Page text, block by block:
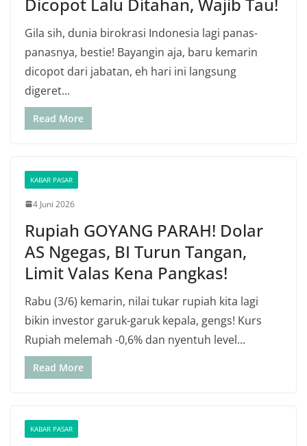
Gila sih, dunia birokrasi Indonesia lagi panas-
panasnya, bestie! Bayangin aja, baru kemarin
dicopot dari jabatan, eh hari ini langsung
digeret...
Read More
KABAR PASAR
4 Juni 2026
Rupiah GOYANG PARAH! Dolar
AS Ngegas, BI Turun Tangan,
Limit Valas Kena Pangkas!
Rabu (3/6) kemarin, nilai tukar rupiah kita lagi
bikin investor garuk-garuk kepala, gengs! Kurs
Rupiah melemah -0,6% dan nyentuh level...
Read More
KABAR PASAR